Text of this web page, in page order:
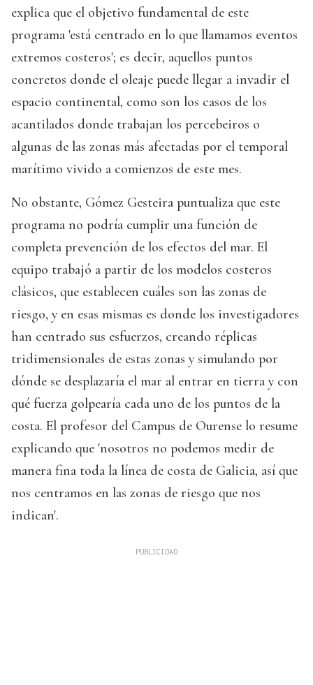
explica que el objetivo fundamental de este
programa 'está centrado en lo que llamamos eventos
extremos costeros'; es decir, aquellos puntos
concretos donde el oleaje puede llegar a invadir el
espacio continental, como son los casos de los
acantilados donde trabajan los percebeiros o
algunas de las zonas más afectadas por el temporal
marítimo vivido a comienzos de este mes.
No obstante, Gómez Gesteira puntualiza que este
programa no podría cumplir una función de
completa prevención de los efectos del mar. El
equipo trabajó a partir de los modelos costeros
clásicos, que establecen cuáles son las zonas de
riesgo, y en esas mismas es donde los investigadores
han centrado sus esfuerzos, creando réplicas
tridimensionales de estas zonas y simulando por
dónde se desplazaría el mar al entrar en tierra y con
qué fuerza golpearía cada uno de los puntos de la
costa. El profesor del Campus de Ourense lo resume
explicando que 'nosotros no podemos medir de
manera fina toda la línea de costa de Galicia, así que
nos centramos en las zonas de riesgo que nos
indican'.